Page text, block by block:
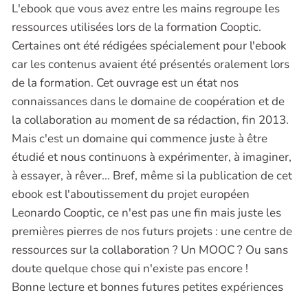
L'ebook que vous avez entre les mains regroupe les
ressources utilisées lors de la formation Cooptic.
Certaines ont été rédigées spécialement pour l'ebook
car les contenus avaient été présentés oralement lors
de la formation. Cet ouvrage est un état nos
connaissances dans le domaine de coopération et de
la collaboration au moment de sa rédaction, fin 2013.
Mais c'est un domaine qui commence juste à être
étudié et nous continuons à expérimenter, à imaginer,
à essayer, à rêver... Bref, même si la publication de cet
ebook est l'aboutissement du projet européen
Leonardo Cooptic, ce n'est pas une fin mais juste les
premières pierres de nos futurs projets : une centre de
ressources sur la collaboration ? Un MOOC ? Ou sans
doute quelque chose qui n'existe pas encore !
Bonne lecture et bonnes futures petites expériences